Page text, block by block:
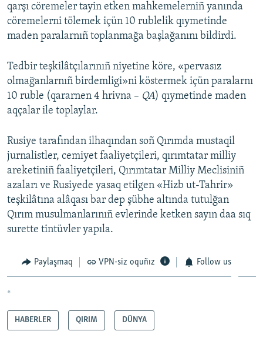
qarşı cöremeler tayin etken mahkemelerniñ yanında
cöremelerni tölemek içün 10 rublelik qıymetinde
maden paralarnıñ toplanmağa başlağanını bildirdi.
Tedbir teşkilâtçılarınıñ niyetine köre, «pervasız
olmağanlarnıñ birdemligi»ni köstermek içün paralarnı
10 ruble (qararnen 4 hrivna – QA) qıymetinde maden
aqçalar ile toplaylar.
Rusiye tarafından ilhaqından soñ Qırımda mustaqil
jurnalistler, cemiyet faaliyetçileri, qırımtatar milliy
areketiniñ faaliyetçileri, Qırımtatar Milliy Meclisiniñ
azaları ve Rusiyede yasaq etilgen «Hizb ut-Tahrir»
teşkilâtına alâqası bar dep şübhe altında tutulğan
Qırım musulmanlarınıñ evlerinde ketken sayın daa sıq
surette tintüvler yapıla.
Paylaşmaq VPN-siz oquñız Follow us
*
HABERLER QIRIM DÜNYA